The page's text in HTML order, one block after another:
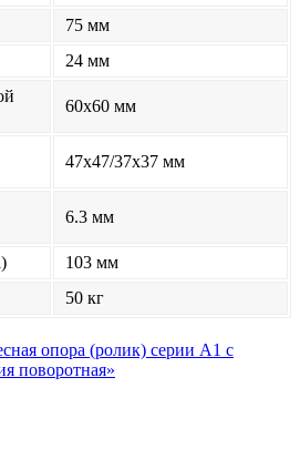
75 мм
24 мм
60x60 мм
47х47/37х37 мм
6.3 мм
103 мм
50 кг
опора (ролик) серии А1 с
поворотная»